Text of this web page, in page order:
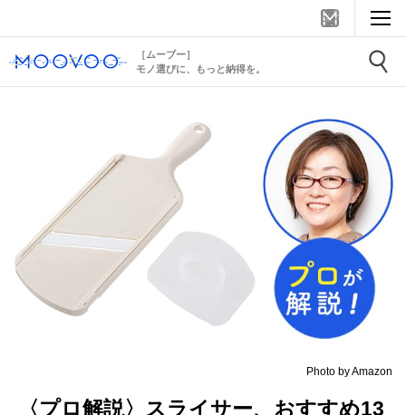
［ムーブー］
モノ選びに、もっと納得を。
Photo by Amazon
〈プロ解説〉スライサー、おすすめ13